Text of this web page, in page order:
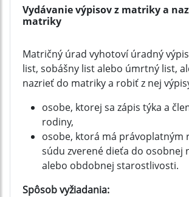
Vydávanie výpisov z matriky a
matriky
Matričný úrad vyhotoví úradný
list, sobášny list alebo úmrtný list,
nazrieť do matriky a robiť z nej
osobe, ktorej sa zápis týka a
rodiny,
osobe, ktorá má právoplatným
súdu zverené dieťa do osobnej
alebo obdobnej starostlivosti.
Spôsob vyžiadania: